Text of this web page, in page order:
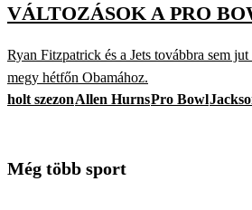
VÁLTOZÁSOK A PRO
Ryan Fitzpatrick és a Jets továbbra sem
megy hétfőn Obamához.
holt szezonAllen HurnsPro Bowl
Még több sport